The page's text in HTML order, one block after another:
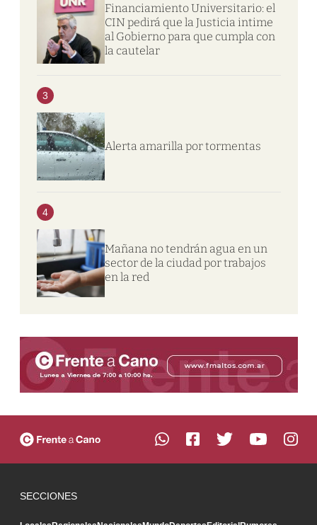
Financiamiento Universitario: el
CIN pedirá que la Justicia intime
al Gobierno para que cumpla con
la cautelar
3
Alerta amarilla por tormentas
4
Mañana no tendrán agua en un
sector de la ciudad por trabajos
en la red
SECCIONES